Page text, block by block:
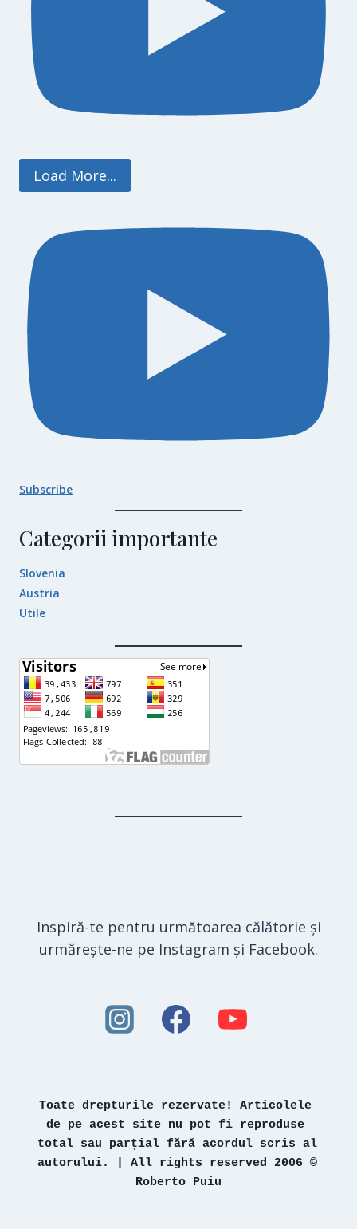
Load More...
Subscribe
Categorii importante
Slovenia
Austria
Utile
Inspiră-te pentru următoarea călătorie și
urmărește-ne pe Instagram și Facebook.
Toate drepturile rezervate! Articolele
de pe acest site nu pot fi reproduse
total sau parțial fără acordul scris al
autorului. | All rights reserved 2006 ©
Roberto Puiu